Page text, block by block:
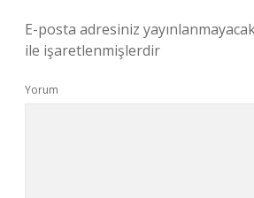
E-posta adresiniz
ile işaretlenmişlerdir
Yorum